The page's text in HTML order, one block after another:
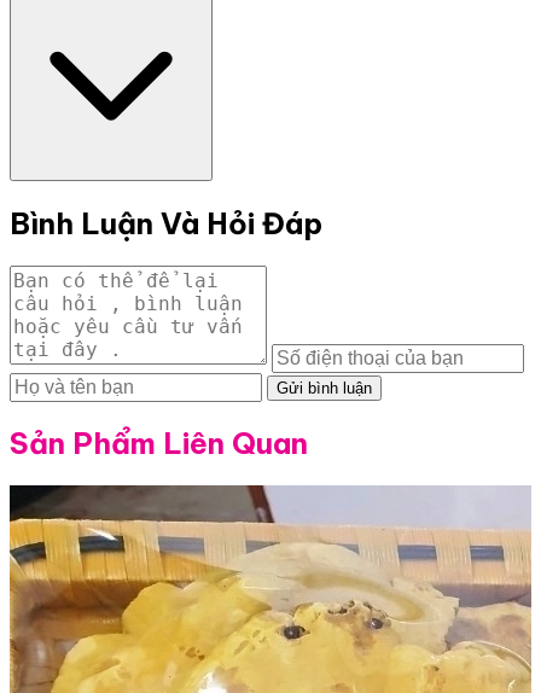
Bình Luận Và Hỏi Đáp
Gửi bình luận
Sản Phẩm Liên Quan